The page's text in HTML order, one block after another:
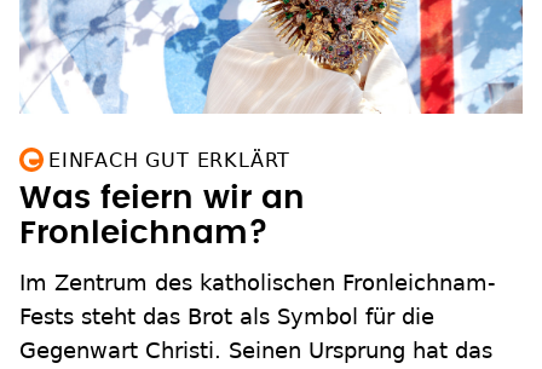
EINFACH GUT ERKLÄRT
Was feiern wir an
Fronleichnam?
Im Zentrum des katholischen Fronleichnam-
Fests steht das Brot als Symbol für die
Gegenwart Christi. Seinen Ursprung hat das